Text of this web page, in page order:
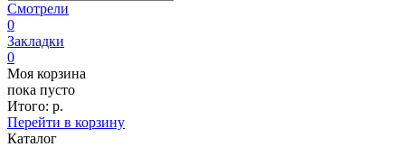
Смотрели
0
Закладки
0
Моя корзина
пока пусто
Итого: р.
Перейти в корзину
Каталог